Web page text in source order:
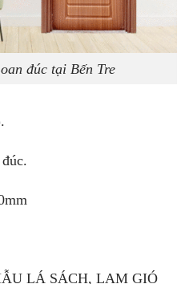
đúc tại Bến Tre
LÁ SÁCH, LAM GIÓ